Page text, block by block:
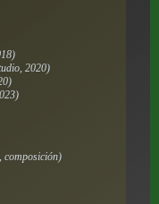
2020)
composición)